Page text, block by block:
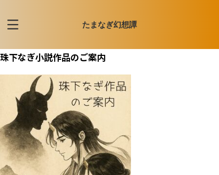
たまなぎ幻想譚
珠下なぎ小説作品のご案内